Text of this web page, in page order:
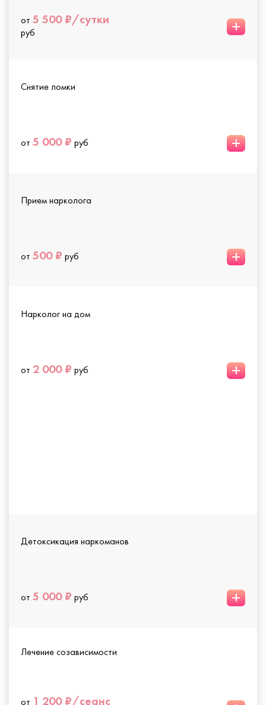
от 5 500 ₽/сутки
руб +
Снятие ломки
от 5 000 ₽ руб +
Прием нарколога
от 500 ₽ руб +
Нарколог на дом
от 2 000 ₽ руб +
Детоксикация наркоманов
от 5 000 ₽ руб +
Лечение созависимости
от 1 200 ₽/сеанс